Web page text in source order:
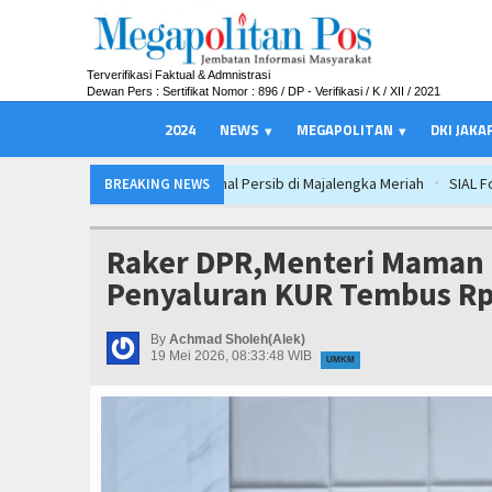
Terverifikasi Faktual & Admnistrasi
Dewan Pers : Sertifikat Nomor : 896 / DP - Verifikasi / K / XII / 2021
2024 NEWS MEGAPOLITAN DKI
BREAKING NEWS SIAL Food & Drinks Indonesia 2026
Ateng Sutisna Satukan Ribuan
PTPN I Ubah Aset Jadi Mesin
Bupati Majalengka Ajak Ribuan
Munjirin Panen Padi Ciherang di
Majalengka Siaga Narkoba, UNMA dan
Raker DPR,Menteri
Penyaluran KUR Tembus
By Achmad Sholeh(Alek)
19 Mei 2026, 08:33:48 WIB
UMKM